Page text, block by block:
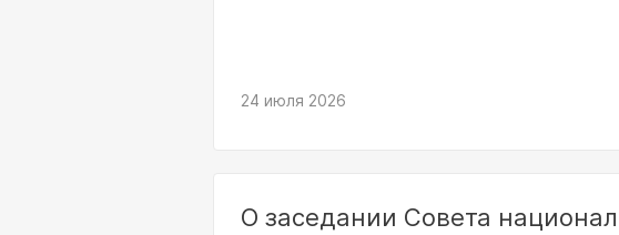
24 июля 2026
О заседании Совета